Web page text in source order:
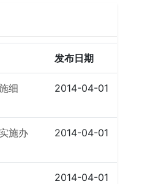
发布日期
细
2014-04-01
施办
2014-04-01
2014-04-01